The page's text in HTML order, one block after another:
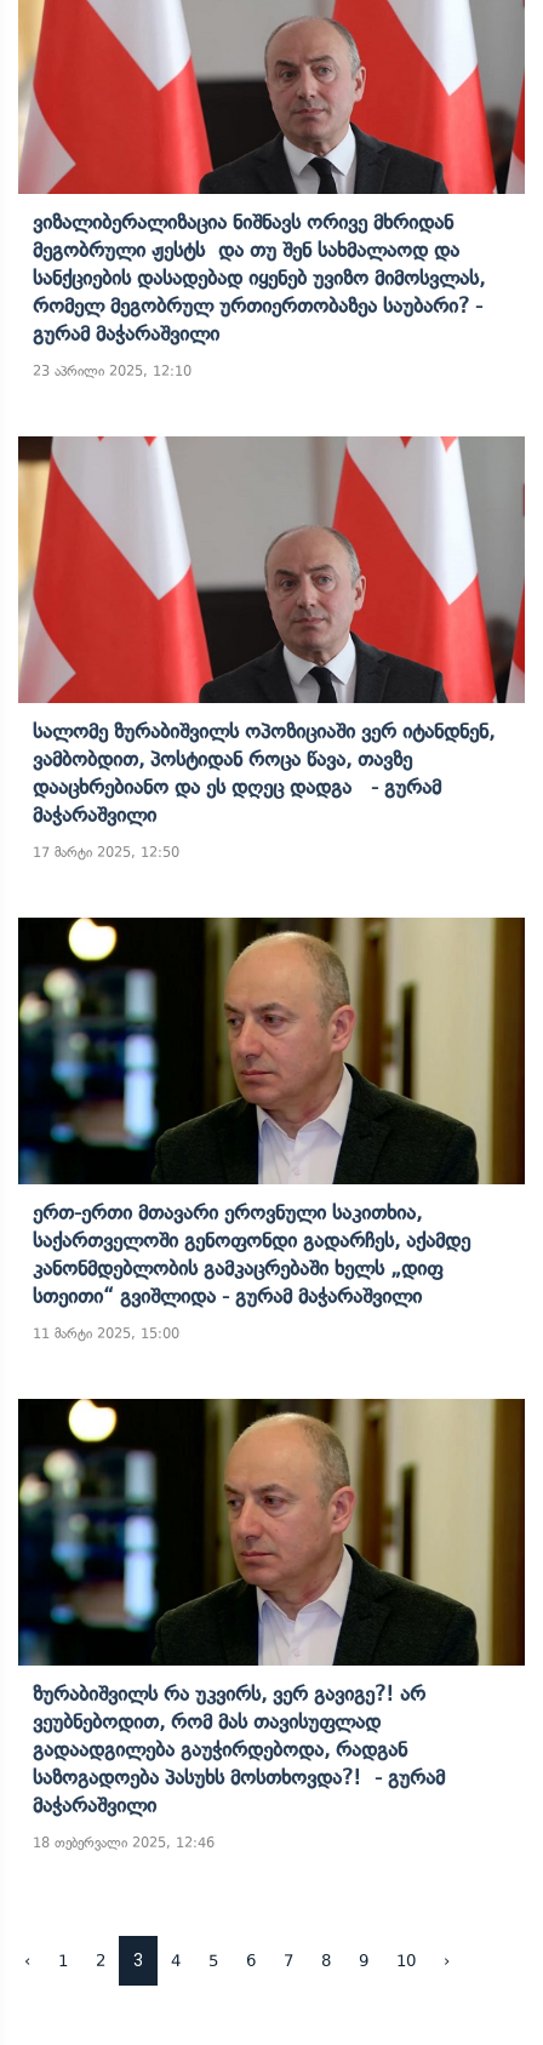
Ვიზალიბერალიზაცია Ნიშნავს Ორივე Მხრიდან
Მეგობრული Ჟესტს Და Თუ Შენ Სახმალაოდ Და
Სანქციების Დასადებად Იყენებ Უვიზო Მიმოსვლას,
Რომელ Მეგობრულ Ურთიერთობაზეა Საუბარი? -
Გურამ Მაჭარაშვილი
23 აპრილი 2025, 12:10
Სალომე Ზურაბიშვილს Ოპოზიციაში Ვერ Იტანდნენ,
Ვამბობდით, Პოსტიდან Როცა Წავა, Თავზე
Დააცხრებიანო Და Ეს Დღეც Დადგა - Გურამ
Მაჭარაშვილი
17 მარტი 2025, 12:50
Ერთ-Ერთი Მთავარი Ეროვნული Საკითხია,
Საქართველოში Გენოფონდი Გადარჩეს, Აქამდე
Კანონმდებლობის Გამკაცრებაში Ხელს „დიფ
Სთეითი“ Გვიშლიდა - Გურამ Მაჭარაშვილი
11 მარტი 2025, 15:00
Ზურაბიშვილს Რა Უკვირს, Ვერ Გავიგე?! Არ
Ვეუბნებოდით, Რომ Მას Თავისუფლად
Გადაადგილება Გაუჭირდებოდა, Რადგან
Საზოგადოება Პასუხს Მოსთხოვდა?! - Გურამ
Მაჭარაშვილი
18 თებერვალი 2025, 12:46
‹ 1 2 3 4 5 6 7 8 9 10 ›